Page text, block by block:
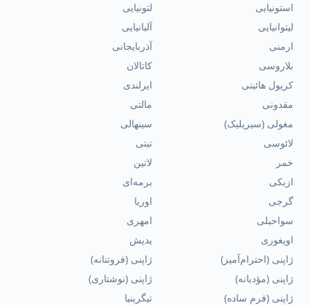
استونیایی
لتونیایی
لیتوانیایی
آلبانیایی
ارمنی
آذربایجانی
بلاروسی
کاتالان
کریول هائیتی
ایرلندی
مقدونی
مالتی
مغولی (سیریلیک)
سینهالی
لائوسی
تبتی
خمر
لاتین
ازبکی
برمه‌ای
گرجی
اوریا
سواحیلی
امهری
اویغوری
یدیش
ژاپنی (احترام‌آمیز)
ژاپنی (فروتنانه)
ژاپنی (مؤدبانه)
ژاپنی (نوشتاری)
ژاپنی (فرم ساده)
تیگرینیا